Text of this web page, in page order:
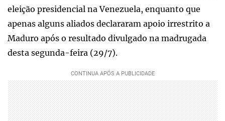
eleição presidencial na Venezuela, enquanto que
apenas alguns aliados declararam apoio irrestrito a
Maduro após o resultado divulgado na madrugada
desta segunda-feira (29/7).